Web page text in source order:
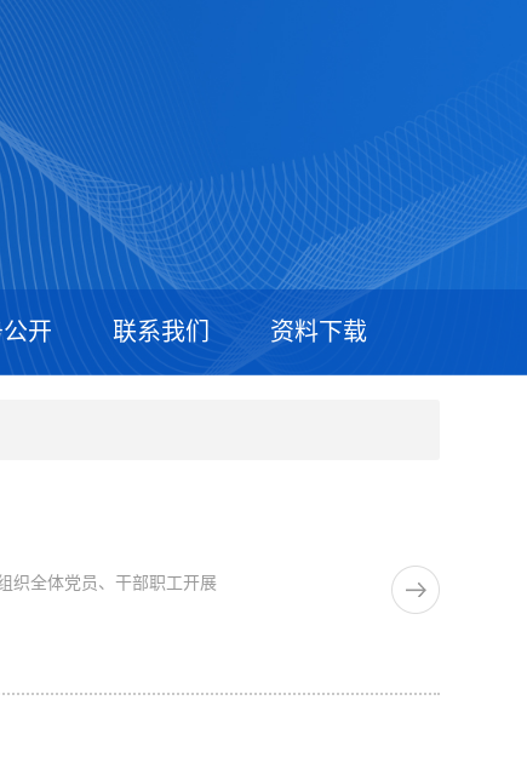
开 联系我们 资料下载
织全体党员、干部职工开展